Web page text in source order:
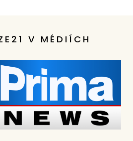
V MÉDIÍCH